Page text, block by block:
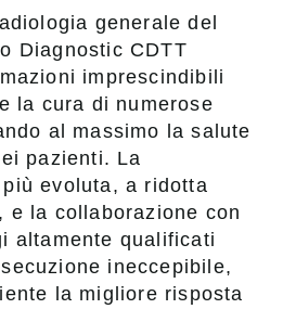
generale del
Diagnostic CDTT
imprescindibili
la cura di numerose
al massimo la salute
pazienti. La
evoluta, a ridotta
e la collaborazione con
altamente qualificati
ineccepibile,
la migliore risposta